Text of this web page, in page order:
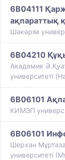
6B04111
ақпараттық
Шәкәрім
6B04210
Академик
университеті
6B06101
КИМЭП
6B06101
Шерхан
университеті